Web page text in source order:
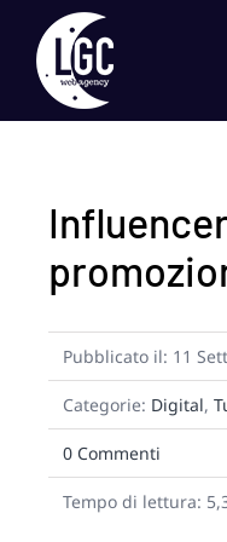
content
Pubblicato il: 11
Categorie: Digital,
0 Commention
Tempo di lettura: